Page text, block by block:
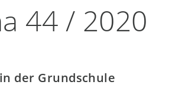
44 / 2020
der Grundschule